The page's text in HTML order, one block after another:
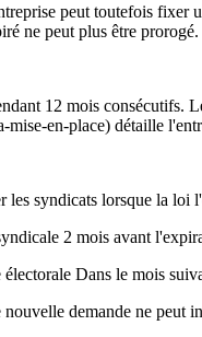
peut toutefois
ne peut plus être prorogé.
12 mois
en-place) détaille
syndicats lorsque la
2 mois avant
Dans le mois
demande ne peut